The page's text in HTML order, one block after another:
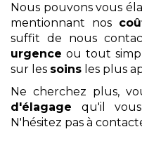
Nous pouvons vous
mentionnant nos
suffit de nous
urgence ou tout
sur les soins les plus
Ne cherchez plus,
d'élagage qu'il
N'hésitez pas à